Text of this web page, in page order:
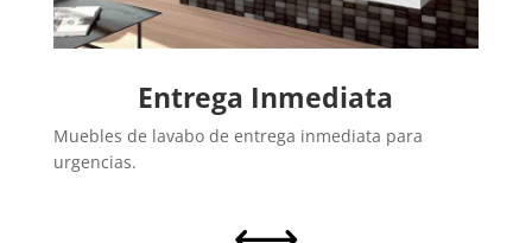
Entrega Inmediata
Muebles de lavabo de entrega inmediata para
urgencias.